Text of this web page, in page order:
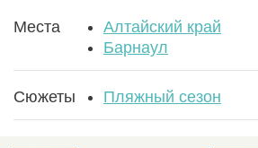
Места
Алтайский край
Барнаул
Сюжеты Пляжный сезон